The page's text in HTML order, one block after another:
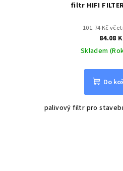
filtr HIFI
101.74 Kč
84.08
Skladem
Do
palivový filtr pro